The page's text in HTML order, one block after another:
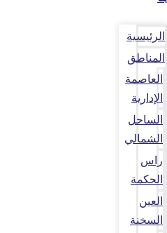
الرئيسية
المناطق
العاصمة
الإدارية
الساحل
الشمالي
راس
الحكمة
العين
السخنة